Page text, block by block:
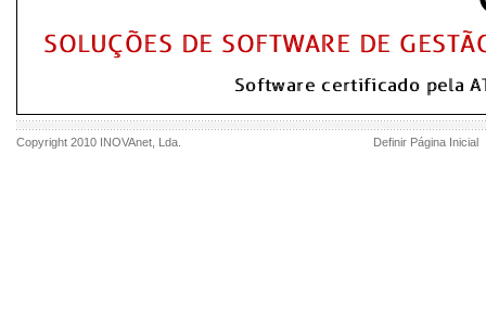
Copyright 2010 INOVAnet , Lda. Definir Página Inicial